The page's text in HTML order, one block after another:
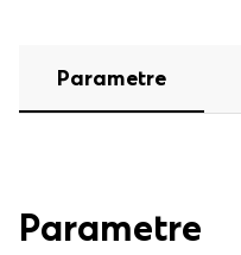
Parametre
Parametre